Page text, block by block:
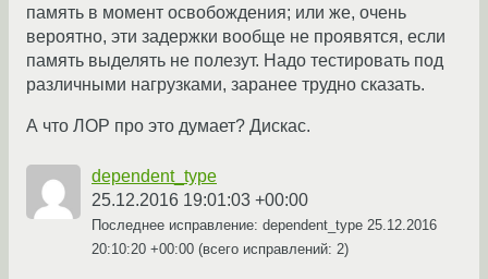
память в момент освобождения; или же, очень
вероятно, эти задержки вообще не проявятся, если
память выделять не полезут. Надо тестировать под
различными нагрузками, заранее трудно сказать.
А что ЛОР про это думает? Дискас.
dependent_type
25.12.2016 19:01:03 +00:00
Последнее исправление: dependent_type 25.12.2016
20:10:20 +00:00 (всего исправлений: 2)